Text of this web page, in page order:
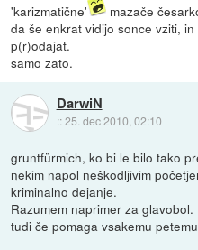
'karizmatične'
mazače
da še enkrat vidijo sonce vziti,
p(r)odajat.
samo zato.
DarwiN
::25. dec 2010, 02:10
gruntfürmich, ko bi le bilo tako
nekim napol neškodljivim
kriminalno dejanje.
Razumem naprimer za
tudi če pomaga vsakemu